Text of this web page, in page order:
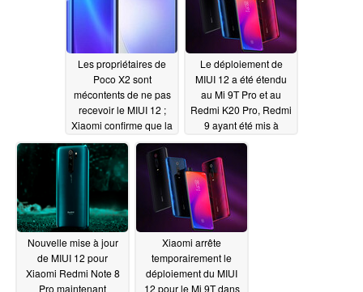
Les propriétaires de
Poco X2 sont
mécontents de ne pas
recevoir le MIUI 12 ;
Xiaomi confirme que la
mise à jour arrivera
probablement en août
mais ne fournit pas
d'ETA
07/28/2020
Le déploiement de
MIUI 12 a été étendu
au Mi 9T Pro et au
Redmi K20 Pro, Redmi
9 ayant été mis à
niveau vers le dernier
OS de Xiaomi ; d'autres
appareils Redmi 7A
sont désormais
également éligibles
pour Android 10
07/28/2020
Nouvelle mise à jour
de MIUI 12 pour
Xiaomi Redmi Note 8
Pro maintenant
Xiaomi arrête
temporairement le
déploiement du MIUI
12 pour le Mi 9T dans